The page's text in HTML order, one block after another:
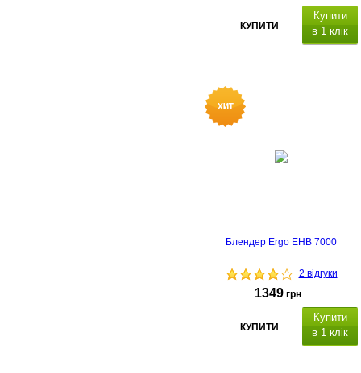
КУПИТИ
Купити
в 1 клік
Блендер Ergo EHB 7000
2 відгуки
1349 грн
КУПИТИ
Купити
в 1 клік